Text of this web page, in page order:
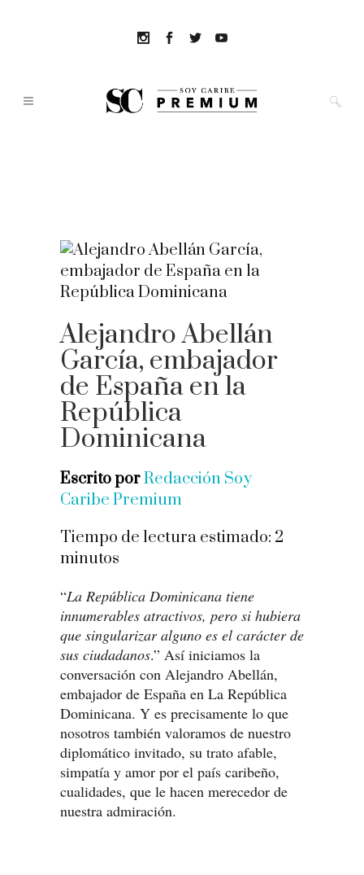
Alejandro Abellán
García, embajador
de España en la
República
Dominicana
Escrito porRedacción Soy
Caribe Premium
Tiempo de lectura estimado: 2
minutos
“La República Dominicana tiene
innumerables atractivos, pero si hubiera
que singularizar alguno es el carácter de
sus ciudadanos.” Así iniciamos la
conversación con Alejandro Abellán,
embajador de España en La República
Dominicana. Y es precisamente lo que
nosotros también valoramos de nuestro
diplomático invitado, su trato afable,
simpatía y amor por el país caribeño,
cualidades, que le hacen merecedor de
nuestra admiración.